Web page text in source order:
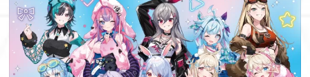
EVENTS
VIDEOS